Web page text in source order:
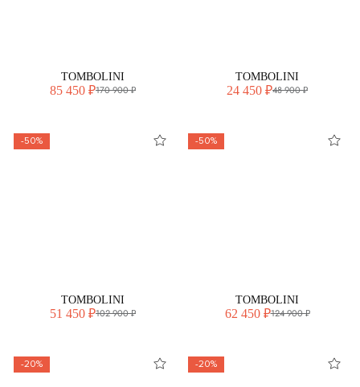
TOMBOLINI
85 450 ₽170 900 ₽
TOMBOLINI
24 450 ₽48 900 ₽
-50%
TOMBOLINI
51 450 ₽102 900 ₽
-50%
TOMBOLINI
62 450 ₽124 900 ₽
-20% -20%